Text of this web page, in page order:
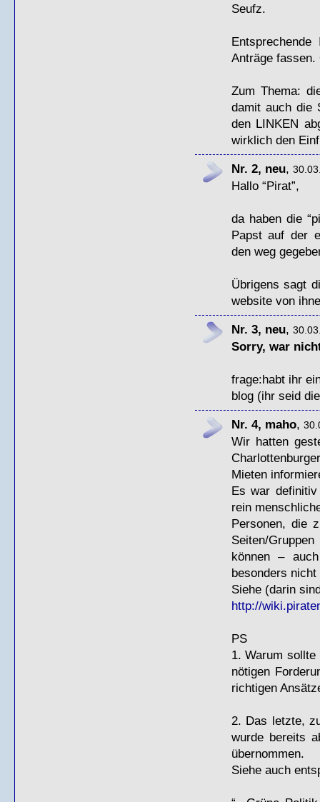
Seufz.
Anträge fassen.
Zum Thema:
damit auch die
den LINKEN
wirklich den
Nr. 2, neu,
Hallo “Pirat”,
da haben die
Papst auf der
den weg
Übrigens sagt
website von
Nr. 3, neu,
Sorry, war
frage:habt ihr
blog (ihr seid
Nr. 4, maho,
Wir hatten
Mieten
Es war
rein
Personen, die
Seiten/
können –
besonders
Siehe (darin
http://
PS
1. Warum
nötigen
richtigen
2. Das letzte,
wurde bereits
übernommen.
Siehe auch